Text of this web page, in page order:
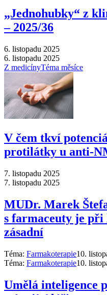
„Jednohubky“ z
–⁠ 2025/36
6. listopadu 2025
6. listopadu 2025
Z medicínyTéma měsíce
V čem tkví
protilátky u anti-
7. listopadu 2025
7. listopadu 2025
MUDr. Marek
s farmaceuty je
zásadní
Téma: Farmakoterapie10.
Téma: Farmakoterapie10.
Umělá inteligence